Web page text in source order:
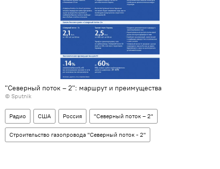
"Северный поток – 2": маршрут и преимущества
© Sputnik
Радио США Россия "Северный поток – 2"
Строительство газопровода "Северный поток - 2"